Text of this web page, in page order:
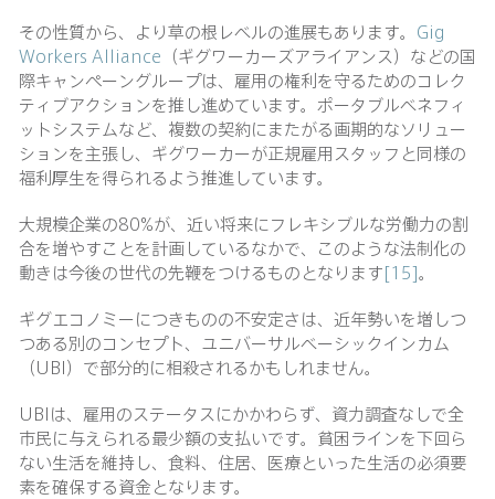
その性質から、より草の根レベルの進展もあります。 Gig
Workers Alliance （ギグワーカーズアライアンス）などの国
際キャンペーングループは、雇用の権利を守るためのコレク
ティブアクションを推し進めています。ポータブルベネフィ
ットシステムなど、複数の契約にまたがる画期的なソリュー
ションを主張し、ギグワーカーが正規雇用スタッフと同様の
福利厚生を得られるよう推進しています。
大規模企業の80%が、近い将来にフレキシブルな労働力の割
合を増やすことを計画しているなかで、このような法制化の
動きは今後の世代の先鞭をつけるものとなります[15]。
ギグエコノミーにつきものの不安定さは、近年勢いを増しつ
つある別のコンセプト、ユニバーサルベーシックインカム
（UBI）で部分的に相殺されるかもしれません。
UBIは、雇用のステータスにかかわらず、資力調査なしで全
市民に与えられる最少額の支払いです。貧困ラインを下回ら
ない生活を維持し、食料、住居、医療といった生活の必須要
素を確保する資金となります。